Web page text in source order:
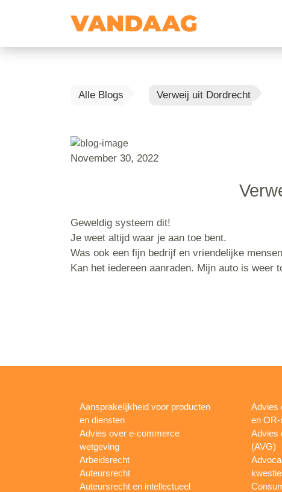
Alle Blogs Verweij uit Dordrecht
November 30, 2022
Geweldig systeem dit!
Je weet altijd waar je aan toe bent.
Was ook een fijn bedrijf en vriendelijke
Kan het iedereen aanraden. Mijn auto is weer
Aansprakelijkheid voor producten
en diensten
Advies over e-commerce
wetgeving
Arbeidsrecht
Auteursrecht
Auteursrecht en intellectueel
Advies
en OR-
Advies
(AVG)